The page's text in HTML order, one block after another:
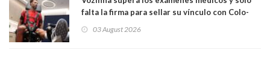
falta la firma para sellar su vínculo con Colo-
03 August 2026